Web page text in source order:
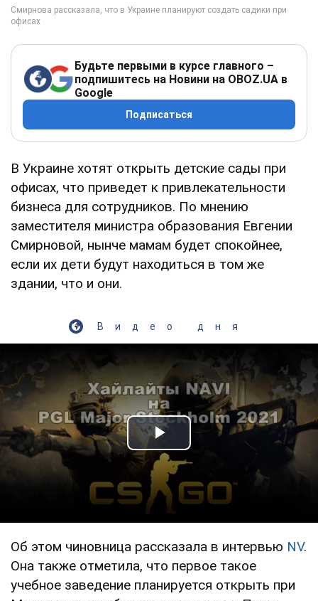
Будьте первыми в курсе главного –
подпишитесь на Новини на OBOZ.UA в
Google
Подписаться
В Украине хотят открыть детские сады при
офисах, что приведет к привлекательности
бизнеса для сотрудников. По мнению
заместителя министра образования Евгении
Смирновой, нынче мамам будет спокойнее,
если их дети будут находиться в том же
здании, что и они.
Видео дня
Play Video
Об этом чиновница рассказала в интервью NV.
Она также отметила, что первое такое
учебное заведение планируется открыть при